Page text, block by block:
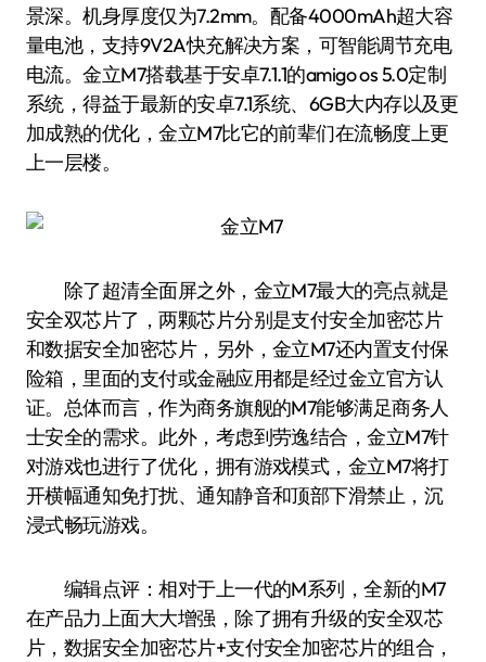
景深。机身厚度仅为7.2mm。配备4000mAh超大容
量电池，支持9V2A快充解决方案，可智能调节充电
电流。金立M7搭载基于安卓7.1.1的amigo os 5.0定制
系统，得益于最新的安卓7.1系统、6GB大内存以及更
加成熟的优化，金立M7比它的前辈们在流畅度上更
上一层楼。
除了超清全面屏之外，金立M7最大的亮点就是
安全双芯片了，两颗芯片分别是支付安全加密芯片
和数据安全加密芯片，另外，金立M7还内置支付保
险箱，里面的支付或金融应用都是经过金立官方认
证。总体而言，作为商务旗舰的M7能够满足商务人
士安全的需求。此外，考虑到劳逸结合，金立M7针
对游戏也进行了优化，拥有游戏模式，金立M7将打
开横幅通知免打扰、通知静音和顶部下滑禁止，沉
浸式畅玩游戏。
编辑点评：相对于上一代的M系列，全新的M7
在产品力上面大大增强，除了拥有升级的安全双芯
片，数据安全加密芯片+支付安全加密芯片的组合，